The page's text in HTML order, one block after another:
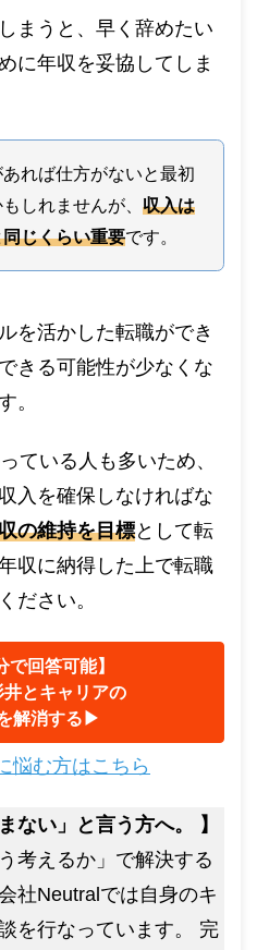
まうと、早く辞めたい
に年収を妥協してしま
れば仕方がないと最初
しれませんが、収入は
じくらい重要です。
を活かした転職ができ
きる可能性が少なくな
。
ている人も多いため、
入を確保しなければな
の維持を目標として転
収に納得した上で転職
ださい。
で回答可能】
とキャリアの
解消する▶︎
悩む方はこちら
ない」と言う方へ。 】
考えるか」で解決する
社Neutralでは自身のキ
を行なっています。 完